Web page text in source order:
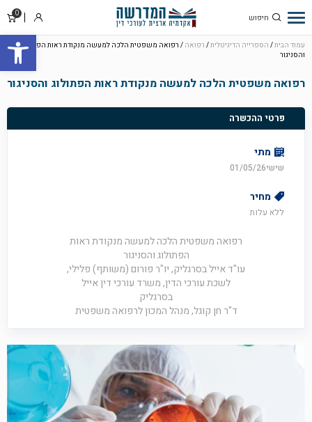
פתח
0
סל
התחבר
עמוד הבית/ הספרייה הדיגיטלית/ רפואה / רפואה משפטית הלכה למעשה מנקודת ראות הפתולוג
והסניגור
רפואה משפטית הלכה למעשה מנקודת ראות הפתולוג והסניגור
פרטי ההכשרה
מתי
שישי01/05/26
מחיר
ללא עלות
רפואה משפטית הלכה למעשה מנקודת ראות
הפתולוג והסניגור
עו"ד אייל בסרגליק, יו"ר פורום (משותף) פלילי,
לשכת עורכי הדין, משרד עורכי דין אייל
בסרגליק
ד"ר חן קוגל, מנהל המכון לרפואה משפטית